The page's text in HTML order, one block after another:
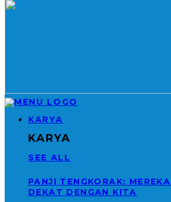
KARYA
KARYA
SEE ALL
PANJI TENGKORAK:
DEKAT DENGAN KITA